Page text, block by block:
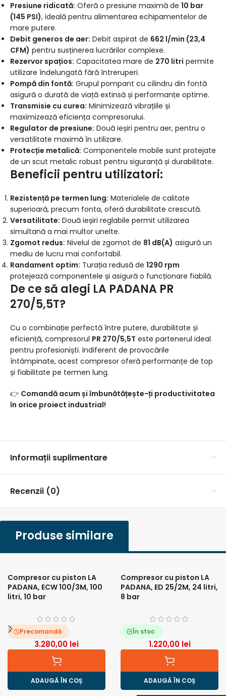
Presiune ridicată: Oferă o presiune maximă de 10 bar
(145 PSI), ideală pentru alimentarea echipamentelor de
mare putere.
Debit generos de aer: Debit aspirat de 662 l/min (23,4
CFM) pentru susținerea lucrărilor complexe.
Rezervor spațios: Capacitatea mare de 270 litri permite
utilizare îndelungată fără întreruperi.
Pompă din fontă: Grupul pompant cu cilindru din fontă
asigură o durată de viață extinsă și performanțe optime.
Transmisie cu curea: Minimizează vibrațiile și
maximizează eficiența compresorului.
Regulator de presiune: Două ieșiri pentru aer, pentru o
versatilitate maximă în utilizare.
Protecție metalică: Componentele mobile sunt protejate
de un scut metalic robust pentru siguranță și durabilitate.
Beneficii pentru utilizatori:
Rezistență pe termen lung: Materialele de calitate
superioară, precum fonta, oferă durabilitate crescută.
Versatilitate: Două ieșiri reglabile permit utilizarea
simultană a mai multor unelte.
Zgomot redus: Nivelul de zgomot de 81 dB(A) asigură un
mediu de lucru mai confortabil.
Randament optim: Turația redusă de 1290 rpm
protejează componentele și asigură o funcționare fiabilă.
De ce să alegi LA PADANA PR
270/5,5T?
Cu o combinație perfectă între putere, durabilitate și
eficiență, compresorul PR 270/5,5T este partenerul ideal
pentru profesioniști. Indiferent de provocările
întâmpinate, acest compresor oferă performanțe de top
și fiabilitate pe termen lung.
👉 Comandă acum și îmbunătățește-ți productivitatea
în orice proiect industrial!
Informații suplimentare
Recenzii (0)
Produse similare
Compresor cu piston LA
PADANA, ECW 100/3M, 100
litri, 10 bar
Precomandă
3.280,00 lei
ADAUGĂ ÎN COȘ
Compresor cu piston LA
PADANA, ED 25/2M, 24 litri,
8 bar
În stoc
1.220,00 lei
ADAUGĂ ÎN COȘ